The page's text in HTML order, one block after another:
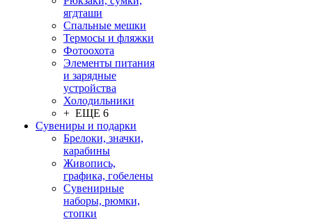
ягдташи
Спальные мешки
Термосы и фляжки
Фотоохота
Элементы питания
и зарядные
устройства
Холодильники
+ ЕЩЕ 6
Сувениры и подарки
Брелоки, значки,
карабины
Живопись,
графика, гобелены
Сувенирные
наборы, рюмки,
стопки